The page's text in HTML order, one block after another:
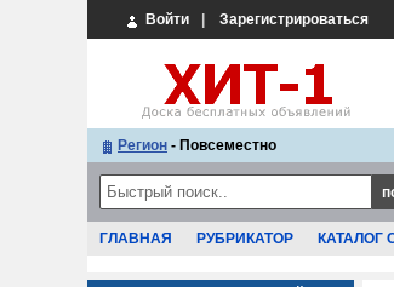
Войти Зарегистрироваться
Регион - Повсеместно
ГЛАВНАЯ РУБРИКАТОР КАТАЛОГ